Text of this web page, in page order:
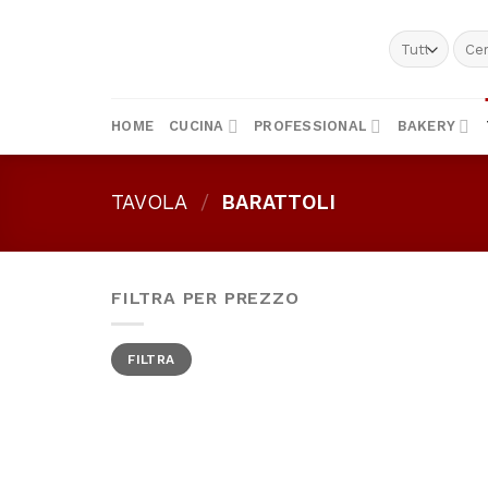
HOME CUCINA PROFESSIONAL BAKERY
TAVOLA / BARATTOLI
FILTRA PER PREZZO
Prezzo
Min
Prezzo
MaxFILTRA